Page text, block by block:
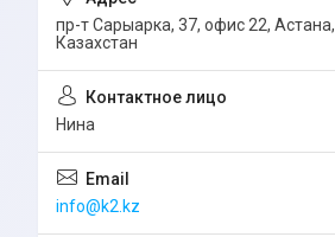
пр-т Сарыарка, 37, офис 22, Астана,
Казахстан
Нина
info@k2.kz